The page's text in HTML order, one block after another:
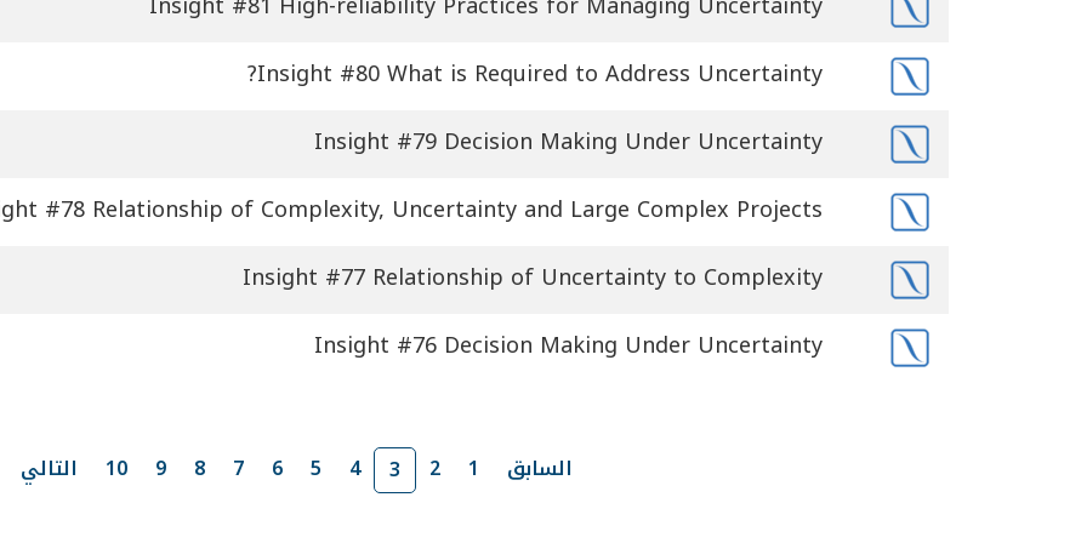
Insight #80 What is Required to Address Uncertainty?
Insight #79 Decision Making Under Uncertainty
#78 Relationship of Complexity, Uncertainty and Large Complex Projects
Insight #77 Relationship of Uncertainty to Complexity
Insight #76 Decision Making Under Uncertainty
السابق 1
2
3
4
5
6
7
8
9
10 التالي